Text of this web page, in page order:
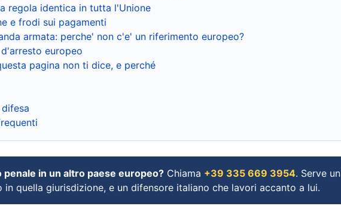
regola identica in tutta l'Unione
e frodi sui pagamenti
armata: perche' non c'e' un riferimento europeo?
europeo
pagina non ti dice, e perché
penale in un altro paese europeo? Chiama +39 335 669 3954. Serve un
in quella giurisdizione, e un difensore italiano che lavori accanto a lui.